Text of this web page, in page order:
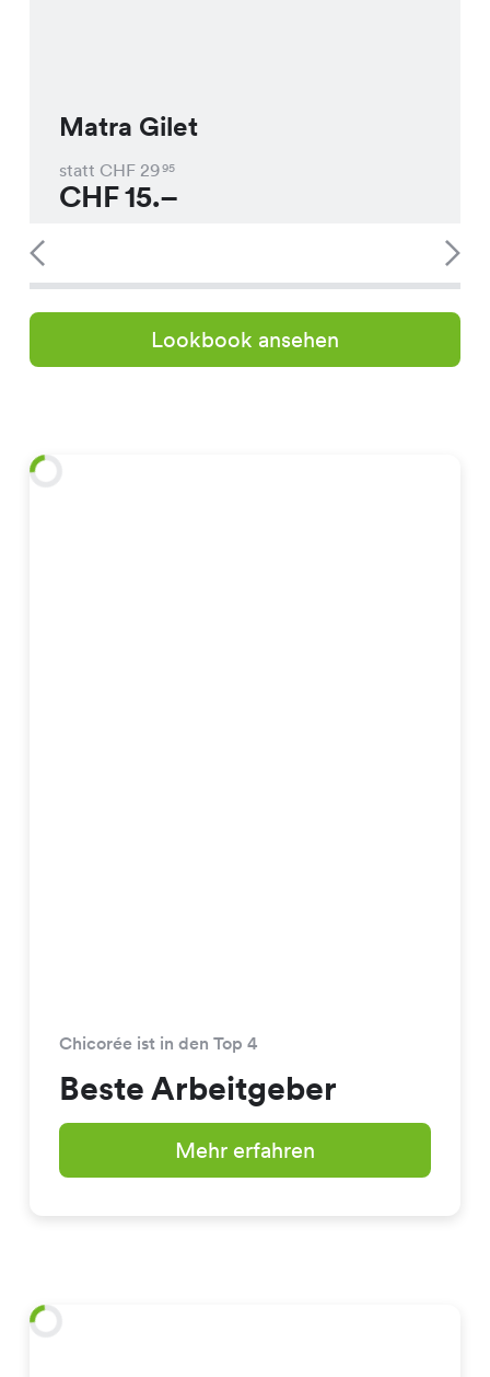
Matra Gilet
statt CHF 2995
CHF15.–
Lookbook ansehen
Chicorée ist in den Top 4
Beste Arbeitgeber
Mehr erfahren